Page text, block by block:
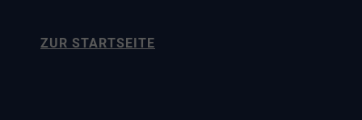
ZUR STARTSEITE